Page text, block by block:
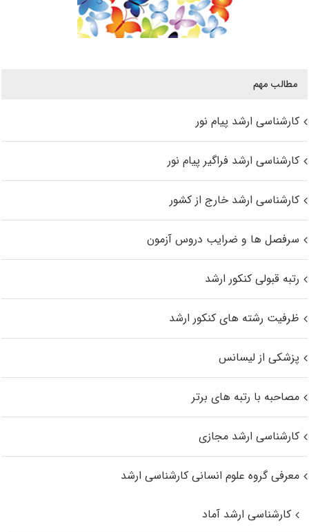
مطالب مهم
کارشناسی ارشد پیام نور
کارشناسی ارشد فراگیر پیام نور
کارشناسی ارشد خارج از کشور
سرفصل ها و ضرایب دروس آزمون
رتبه قبولی کنکور ارشد
ظرفیت رشته های کنکور ارشد
پزشکی از لیسانس
مصاحبه با رتبه های برتر
کارشناسی ارشد مجازی
معرفی گروه علوم انسانی کارشناسی ارشد
کارشناسی ارشد آماد